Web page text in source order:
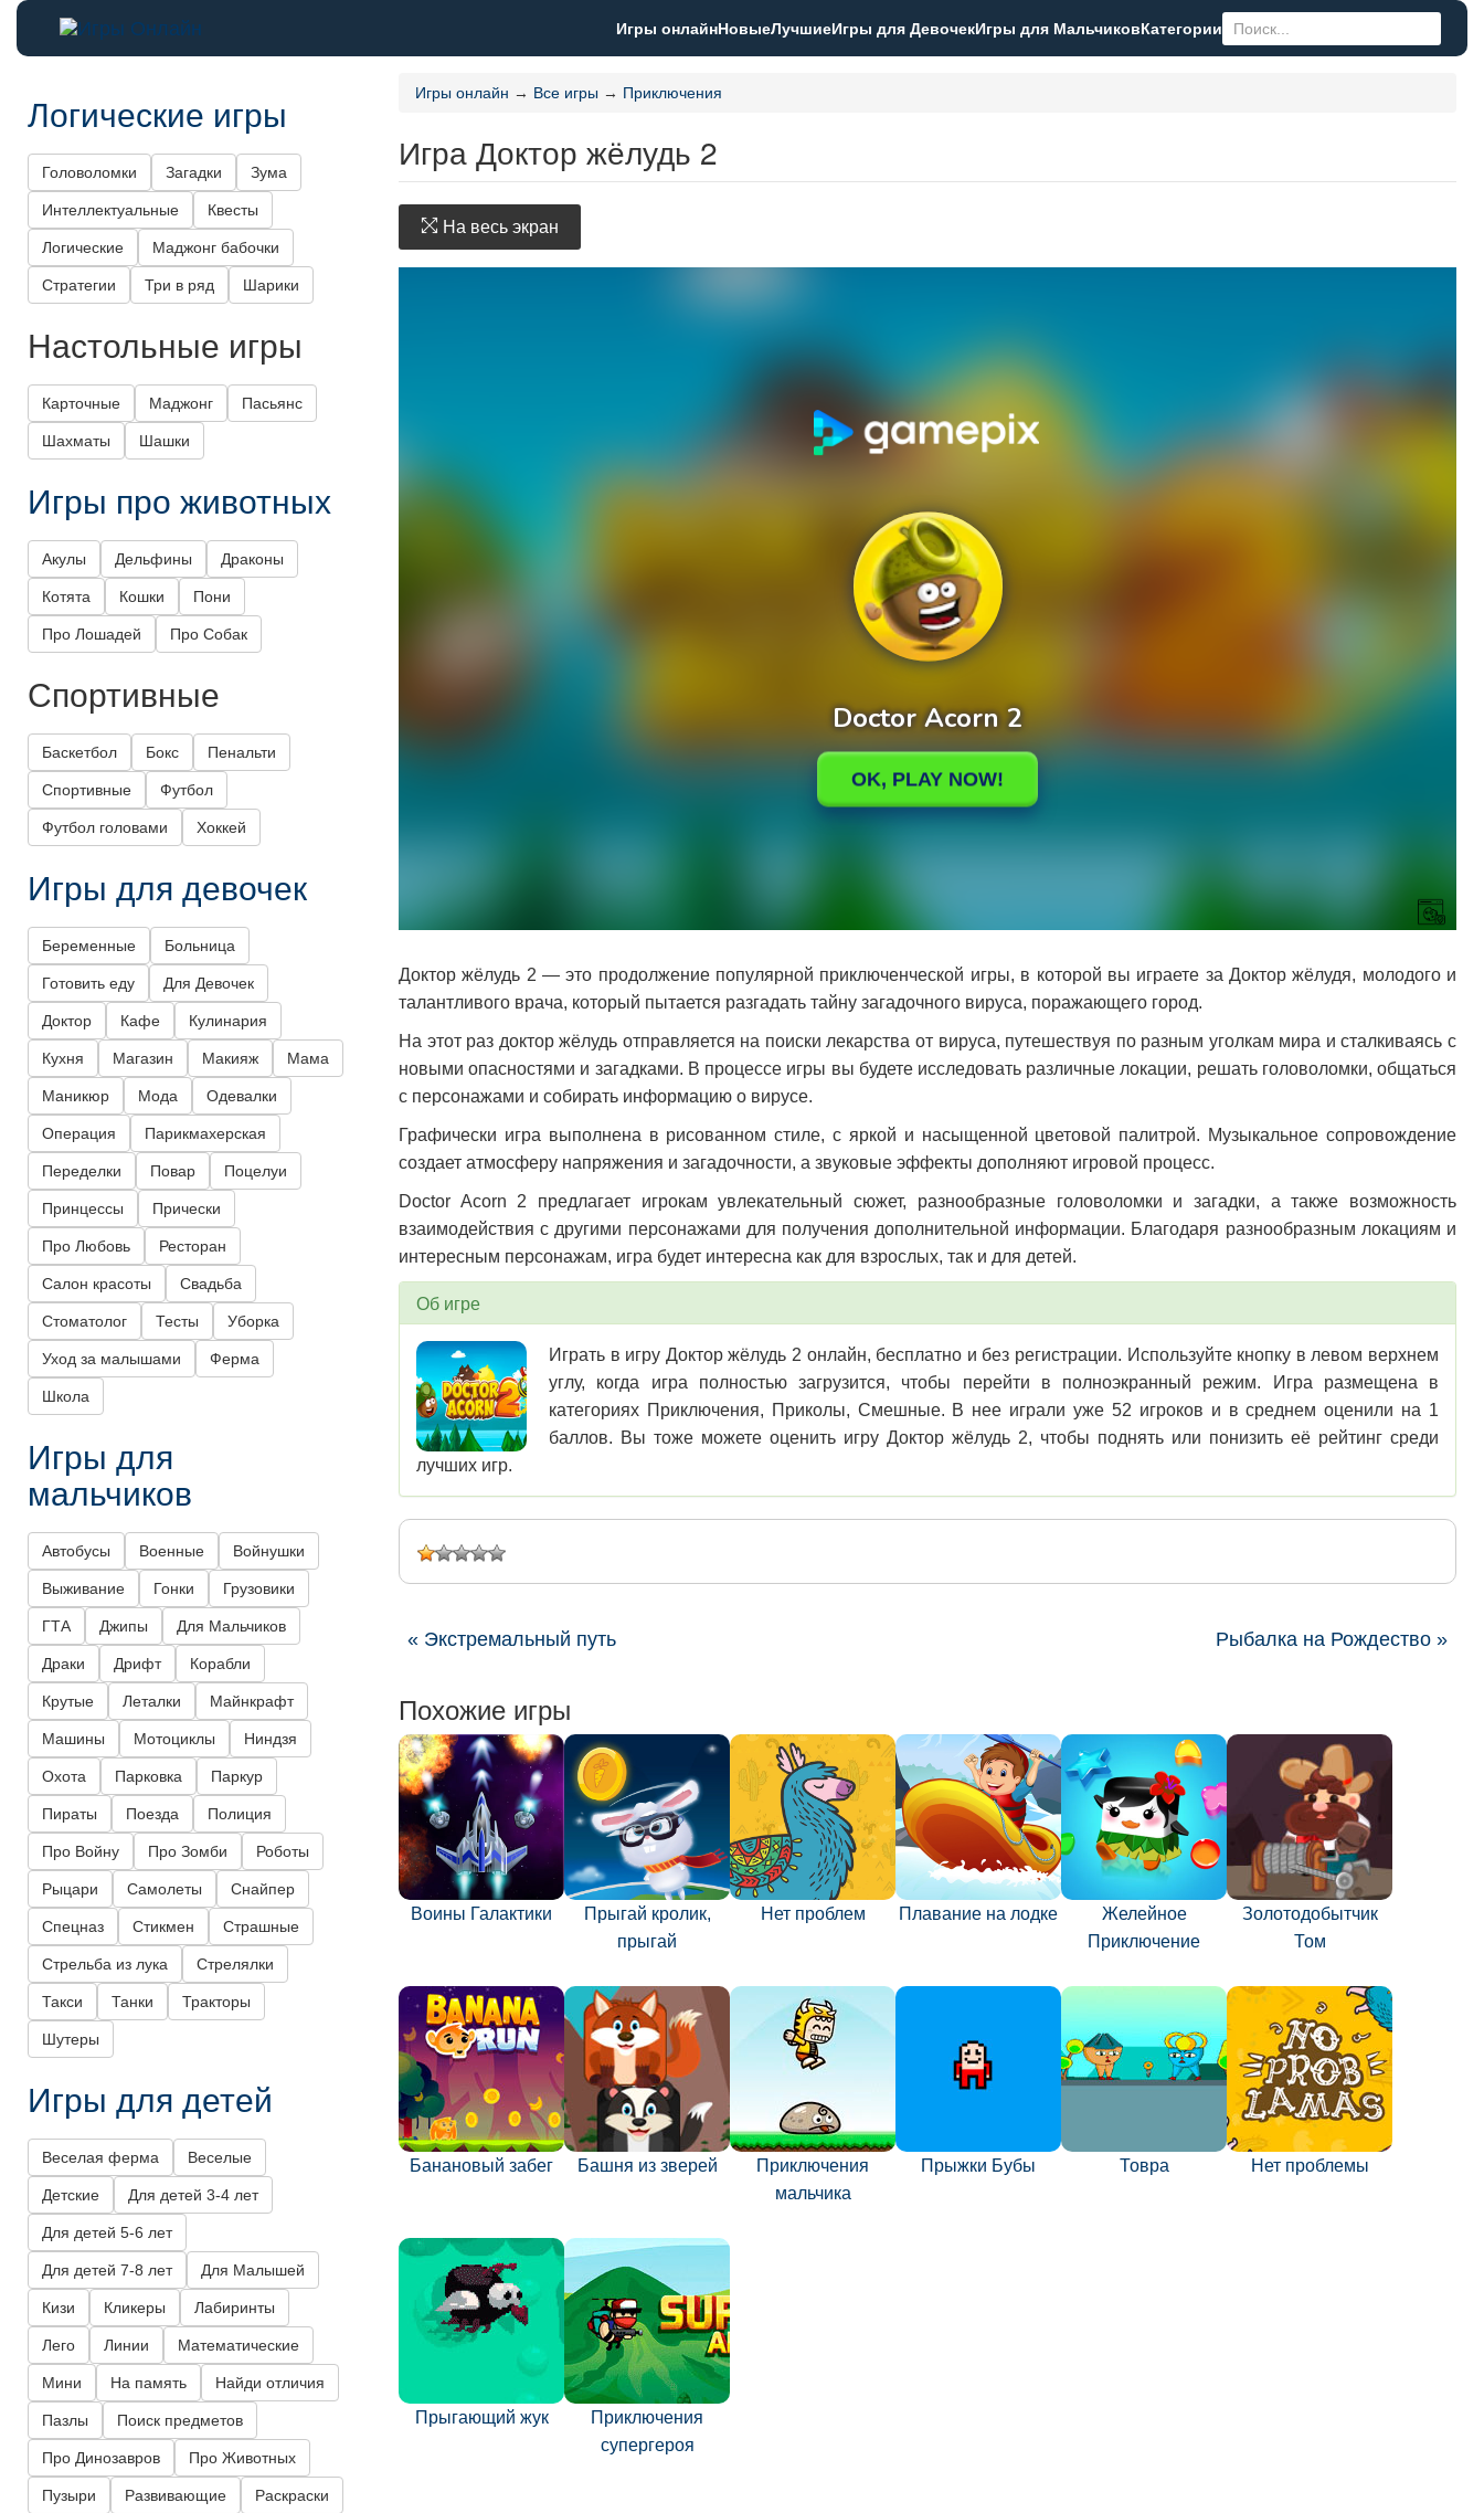
Игры онлайнНовыеЛучшиеИгры для ДевочекИгры для МальчиковКатегории
Игры онлайн → Все игры → Приключения
Игра Доктор жёлудь 2
На весь экран
Доктор жёлудь 2 — это продолжение популярной приключенческой игры, в которой вы играете за Доктор жёлудя, молодого и
талантливого врача, который пытается разгадать тайну загадочного вируса, поражающего город.
На этот раз доктор жёлудь отправляется на поиски лекарства от вируса, путешествуя по разным уголкам мира и сталкиваясь с
новыми опасностями и загадками. В процессе игры вы будете исследовать различные локации, решать головоломки, общаться
с персонажами и собирать информацию о вирусе.
Графически игра выполнена в рисованном стиле, с яркой и насыщенной цветовой палитрой. Музыкальное сопровождение
создает атмосферу напряжения и загадочности, а звуковые эффекты дополняют игровой процесс.
Doctor Acorn 2 предлагает игрокам увлекательный сюжет, разнообразные головоломки и загадки, а также возможность
взаимодействия с другими персонажами для получения дополнительной информации. Благодаря разнообразным локациям и
интересным персонажам, игра будет интересна как для взрослых, так и для детей.
Об игре
Играть в игру Доктор жёлудь 2 онлайн, бесплатно и без регистрации. Используйте кнопку в левом верхнем
углу, когда игра полностью загрузится, чтобы перейти в полноэкранный режим. Игра размещена в
категориях Приключения, Приколы, Смешные. В нее играли уже 52 игроков и в среднем оценили на 1
баллов. Вы тоже можете оценить игру Доктор жёлудь 2, чтобы поднять или понизить её рейтинг среди
лучших игр.
« Экстремальный путь Рыбалка на Рождество »
Похожие игры
Воины Галактики
Прыгай кролик,
прыгай
Нет проблем Плавание на лодке
Желейное
Приключение
Золотодобытчик
Том
Банановый забег Башня из зверей
Приключения
мальчика
Прыжки Бубы Товра Нет проблемы
Прыгающий жук
Приключения
супергероя
Логические игры
Головоломки Загадки Зума
Интеллектуальные Квесты
Логические Маджонг бабочки
Стратегии Три в ряд Шарики
Настольные игры
Карточные Маджонг Пасьянс
Шахматы Шашки
Игры про животных
Акулы Дельфины Драконы
Котята Кошки Пони
Про Лошадей Про Собак
Спортивные
Баскетбол Бокс Пенальти
Спортивные Футбол
Футбол головами Хоккей
Игры для девочек
Беременные Больница
Готовить еду Для Девочек
Доктор Кафе Кулинария
Кухня Магазин Макияж Мама
Маникюр Мода Одевалки
Операция Парикмахерская
Переделки Повар Поцелуи
Принцессы Прически
Про Любовь Ресторан
Салон красоты Свадьба
Стоматолог Тесты Уборка
Уход за малышами Ферма
Школа
Игры для
мальчиков
Автобусы Военные Войнушки
Выживание Гонки Грузовики
ГТА Джипы Для Мальчиков
Драки Дрифт Корабли
Крутые Леталки Майнкрафт
Машины Мотоциклы Ниндзя
Охота Парковка Паркур
Пираты Поезда Полиция
Про Войну Про Зомби Роботы
Рыцари Самолеты Снайпер
Спецназ Стикмен Страшные
Стрельба из лука Стрелялки
Такси Танки Тракторы
Шутеры
Игры для детей
Веселая ферма Веселые
Детские Для детей 3-4 лет
Для детей 5-6 лет
Для детей 7-8 лет Для Малышей
Кизи Кликеры Лабиринты
Лего Линии Математические
Мини На память Найди отличия
Пазлы Поиск предметов
Про Динозавров Про Животных
Пузыри Развивающие Раскраски